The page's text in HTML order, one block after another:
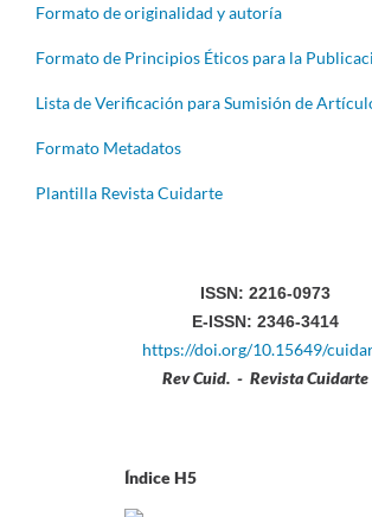
Formato de originalidad y autoría
Formato de Principios Éticos para la
Lista de Verificación para Sumisión de
Formato Metadatos
Plantilla Revista Cuidarte
ISSN: 2216-0973
E-ISSN: 2346-3414
https://doi.org/10.15649/
Rev Cuid. - Revista Cuidarte
Índice H5